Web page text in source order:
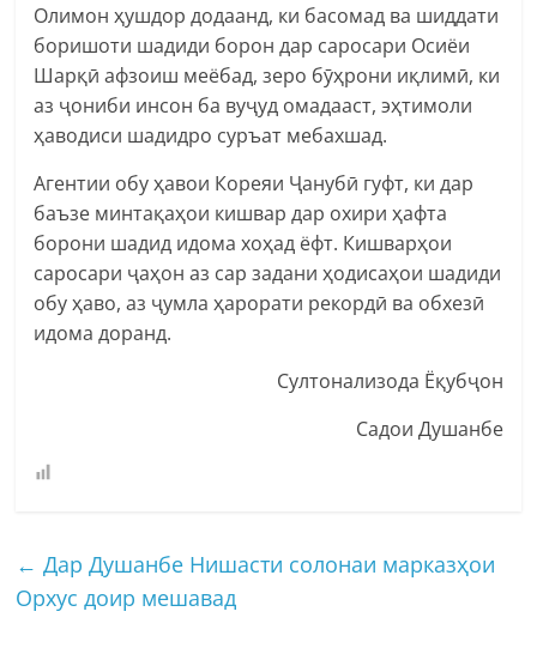
Олимон ҳушдор додаанд, ки басомад ва шиддати
боришоти шадиди борон дар саросари Осиёи
Шарқӣ афзоиш меёбад, зеро бӯҳрони иқлимӣ, ки
аз ҷониби инсон ба вуҷуд омадааст, эҳтимоли
ҳаводиси шадидро суръат мебахшад.
Агентии обу ҳавои Кореяи Ҷанубӣ гуфт, ки дар
баъзе минтақаҳои кишвар дар охири ҳафта
борони шадид идома хоҳад ёфт. Кишварҳои
саросари ҷаҳон аз сар задани ҳодисаҳои шадиди
обу ҳаво, аз ҷумла ҳарорати рекордӣ ва обхезӣ
идома доранд.
Султонализода Ёқубҷон
Садои Душанбе
← Дар Душанбе Нишасти солонаи марказҳои
Орхус доир мешавад